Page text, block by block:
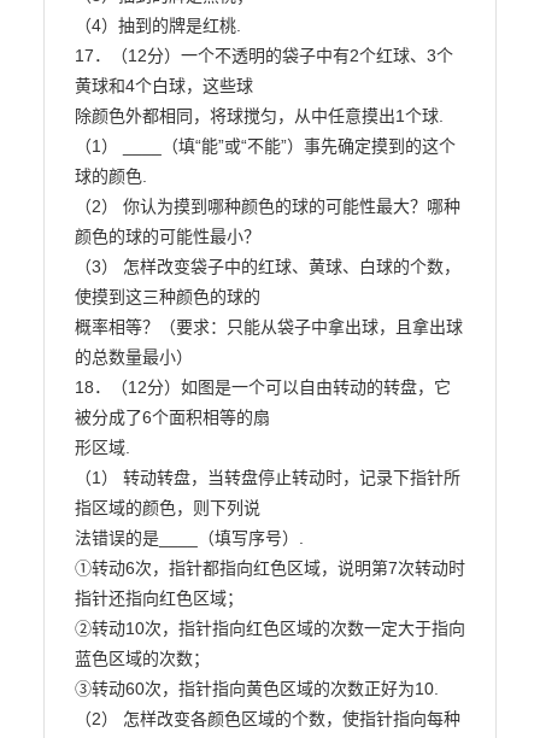
（4）抽到的牌是红桃.
17．（12分）一个不透明的袋子中有2个红球、3个
黄球和4个白球，这些球
除颜色外都相同，将球搅匀，从中任意摸出1个球.
（1） ____（填“能”或“不能”）事先确定摸到的这个
球的颜色.
（2） 你认为摸到哪种颜色的球的可能性最大？哪种
颜色的球的可能性最小？
（3） 怎样改变袋子中的红球、黄球、白球的个数，
使摸到这三种颜色的球的
概率相等？（要求：只能从袋子中拿出球，且拿出球
的总数量最小）
18．（12分）如图是一个可以自由转动的转盘，它
被分成了6个面积相等的扇
形区域.
（1） 转动转盘，当转盘停止转动时，记录下指针所
指区域的颜色，则下列说
法错误的是____（填写序号）.
①转动6次，指针都指向红色区域，说明第7次转动时
指针还指向红色区域；
②转动10次，指针指向红色区域的次数一定大于指向
蓝色区域的次数；
③转动60次，指针指向黄色区域的次数正好为10.
（2） 怎样改变各颜色区域的个数，使指针指向每种